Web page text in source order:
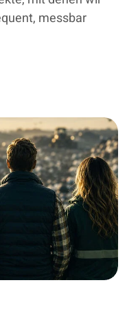
messbar